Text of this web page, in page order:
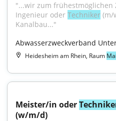
"...wir zum frühestmöglichen
Ingenieur oder Techniker (m/
Kanalbau..."
Abwasserzweckverband
Heidesheim am Rhein, Raum
Meister/in oder
(w/m/d)